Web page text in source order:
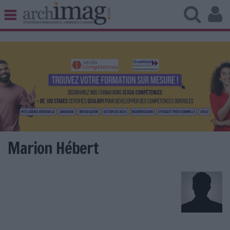
BIBLIOTHÈQUE ÉDITION
UNIVERS DATA
TRAVAIL COLLABORATIF
VIE NUMÉRIQUE
NUMÉRIQUE RESPONSABLE
Marion Hébert